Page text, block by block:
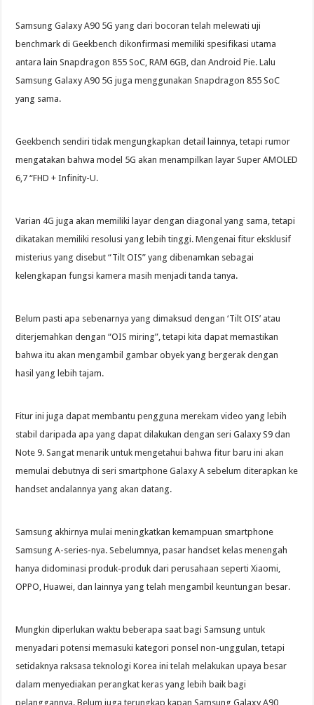
Samsung Galaxy A90 5G yang dari bocoran telah melewati uji
benchmark di Geekbench dikonfirmasi memiliki spesifikasi utama
antara lain Snapdragon 855 SoC, RAM 6GB, dan Android Pie. Lalu
Samsung Galaxy A90 5G juga menggunakan Snapdragon 855 SoC
yang sama.
Geekbench sendiri tidak mengungkapkan detail lainnya, tetapi rumor
mengatakan bahwa model 5G akan menampilkan layar Super AMOLED
6,7 “FHD + Infinity-U.
Varian 4G juga akan memiliki layar dengan diagonal yang sama, tetapi
dikatakan memiliki resolusi yang lebih tinggi. Mengenai fitur eksklusif
misterius yang disebut “Tilt OIS” yang dibenamkan sebagai
kelengkapan fungsi kamera masih menjadi tanda tanya.
Belum pasti apa sebenarnya yang dimaksud dengan ‘Tilt OIS’ atau
diterjemahkan dengan “OIS miring”, tetapi kita dapat memastikan
bahwa itu akan mengambil gambar obyek yang bergerak dengan
hasil yang lebih tajam.
Fitur ini juga dapat membantu pengguna merekam video yang lebih
stabil daripada apa yang dapat dilakukan dengan seri Galaxy S9 dan
Note 9. Sangat menarik untuk mengetahui bahwa fitur baru ini akan
memulai debutnya di seri smartphone Galaxy A sebelum diterapkan ke
handset andalannya yang akan datang.
Samsung akhirnya mulai meningkatkan kemampuan smartphone
Samsung A-series-nya. Sebelumnya, pasar handset kelas menengah
hanya didominasi produk-produk dari perusahaan seperti Xiaomi,
OPPO, Huawei, dan lainnya yang telah mengambil keuntungan besar.
Mungkin diperlukan waktu beberapa saat bagi Samsung untuk
menyadari potensi memasuki kategori ponsel non-unggulan, tetapi
setidaknya raksasa teknologi Korea ini telah melakukan upaya besar
dalam menyediakan perangkat keras yang lebih baik bagi
pelanggannya. Belum juga terungkap kapan Samsung Galaxy A90